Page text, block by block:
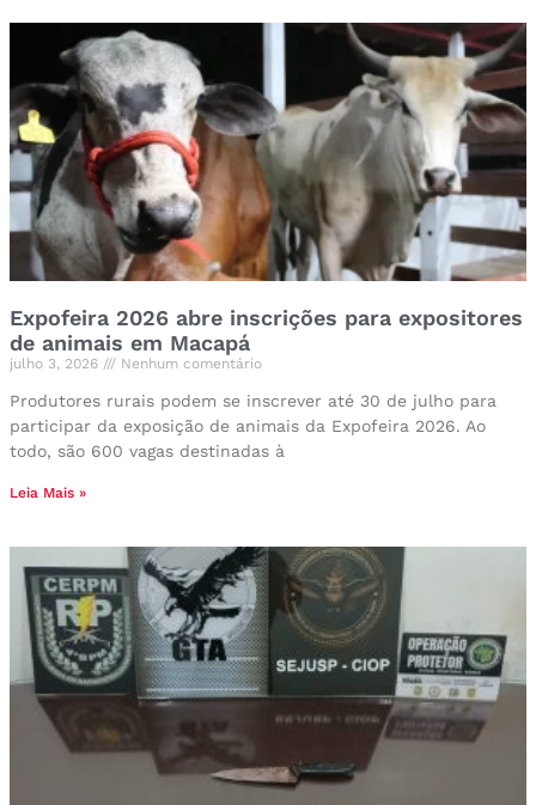
Expofeira 2026 abre inscrições para expositores
de animais em Macapá
julho 3, 2026 Nenhum comentário
Produtores rurais podem se inscrever até 30 de julho para
participar da exposição de animais da Expofeira 2026. Ao
todo, são 600 vagas destinadas à
Leia Mais »